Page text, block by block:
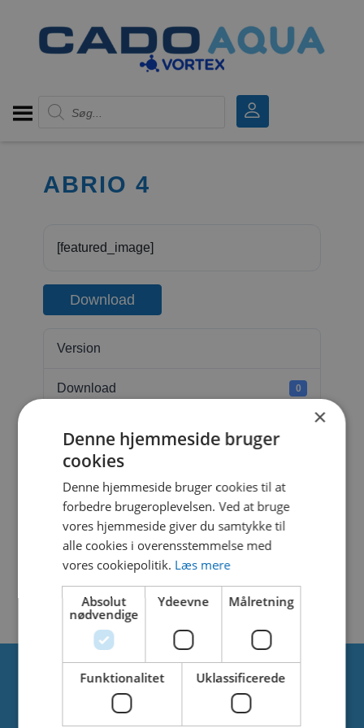
Products search
ABRIO 4
[featured_image]
Download
Version
Download 0
File Count
Create Date 17. februar 2025
Last Updated 17. februar 2025
ABRIO 4
×
Denne hjemmeside bruger
cookies
Denne hjemmeside bruger cookies til at
forbedre brugeroplevelsen. Ved at bruge
vores hjemmeside giver du samtykke til
alle cookies i overensstemmelse med
vores cookiepolitik. Læs mere
Absolut
nødvendige
Ydeevne Målretning
Funktionalitet Uklassificerede